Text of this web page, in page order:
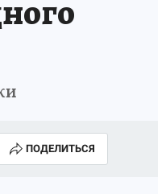
ПОДЕЛИТЬСЯ